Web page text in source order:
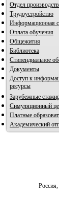
Отдел
Трудоустройство
Информационная
Оплата обучения
Общежития
Библиотека
Стипендиальное
Документы
Доступ к
ресурсы
Зарубежные
Симуляционный
Платные
Академический